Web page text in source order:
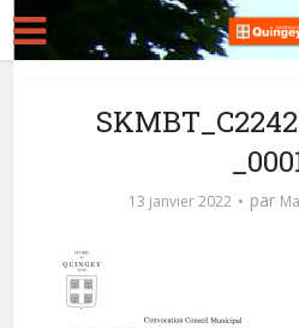
13 janvier 2022 par